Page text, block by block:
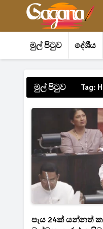
මුල් පිටුව දේශීය
මුල් පිටුව Tag:
පැය 24ක් යන්නත්